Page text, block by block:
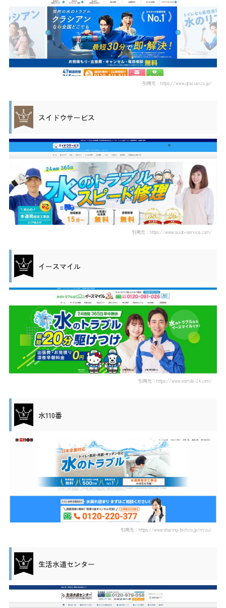
引用元：https://www.qracian.co.jp/
スイドウサービス
引用元：https://www.suido-service.com/
イースマイル
引用元：https://www.esmile-24.com/
水110番
引用元：https://www.sharing-tech.co.jp/mizu/
生活水道センター